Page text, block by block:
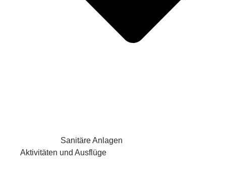
Sanitäre Anlagen
Aktivitäten und Ausflüge